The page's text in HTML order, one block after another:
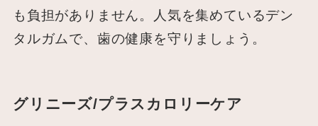
も負担がありません。人気を集めているデン
タルガムで、歯の健康を守りましょう。
グリニーズ/プラスカロリーケア